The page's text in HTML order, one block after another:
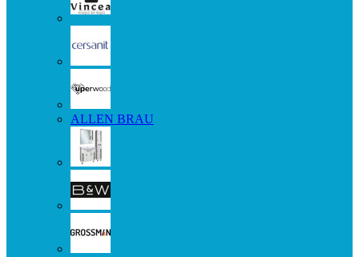
ALLEN BRAU